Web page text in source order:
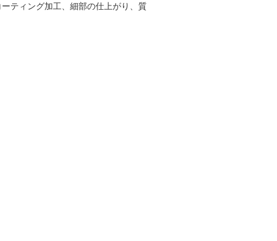
ティング加工、細部の仕上がり、質